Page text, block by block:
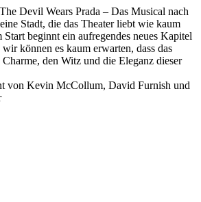
Devil Wears Prada – Das Musical nach
Stadt, die das Theater liebt wie kaum
Start beginnt ein aufregendes neues Kapitel
können es kaum erwarten, dass das
den Witz und die Eleganz dieser
von Kevin McCollum, David Furnish und